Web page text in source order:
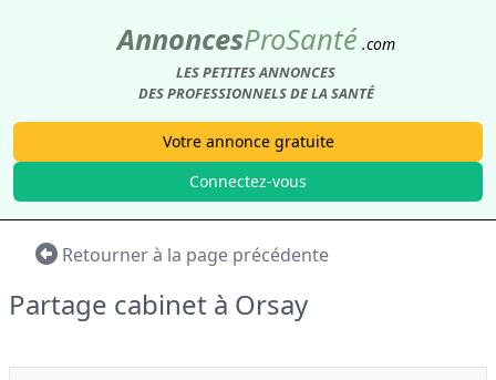
AnnoncesProSanté .com
LES PETITES ANNONCES
DES PROFESSIONNELS DE LA SANTÉ
Votre annonce gratuite
Connectez-vous
Retourner à la page précédente
Partage cabinet à Orsay